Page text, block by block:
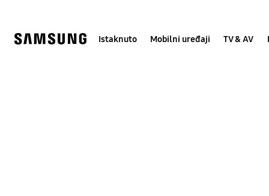
help
Istaknuto Mobilni uređaji TV & AV